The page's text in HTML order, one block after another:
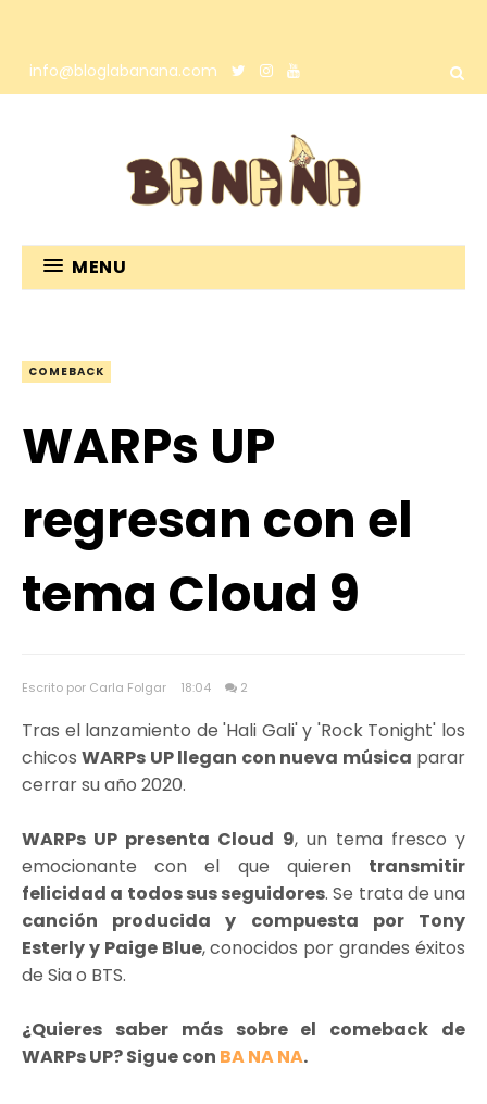
info@bloglabanana.com
MENU
COMEBACK
WARPs UP
regresan con el
tema Cloud 9
Escrito por Carla Folgar 18:04 2
Tras el lanzamiento de 'Hali Gali' y 'Rock Tonight' los
chicosWARPs UP llegan con nueva música parar
cerrar su año 2020.
WARPs UP presenta Cloud 9, un tema fresco y
emocionante con el que quieren transmitir
felicidad a todos sus seguidores. Se trata de una
canción producida y compuesta por Tony
Esterly y Paige Blue, conocidos por grandes éxitos
de Sia o BTS.
¿Quieres saber más sobre el comeback de
WARPs UP? Sigue con BA NA NA.